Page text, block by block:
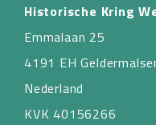
Historische Kring
Emmalaan 25
4191 EH
Nederland
KVK 40156266